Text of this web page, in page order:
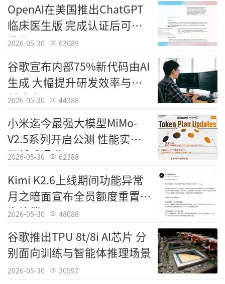
OpenAI在美国推出ChatGPT
临床医生版 完成认证后可免
费使用
2026-05-30 63089
谷歌宣布内部75%新代码由AI
生成 大幅提升研发效率与交
付速度
2026-05-30 44388
小米迄今最强大模型MiMo-
V2.5系列开启公测 性能实现
跨越式提升
2026-05-30 62388
Kimi K2.6上线期间功能异常
月之暗面宣布全员额度重置作
为补偿
2026-05-30 48088
谷歌推出TPU 8t/8i AI芯片 分
别面向训练与智能体推理场景
2026-05-30 20597